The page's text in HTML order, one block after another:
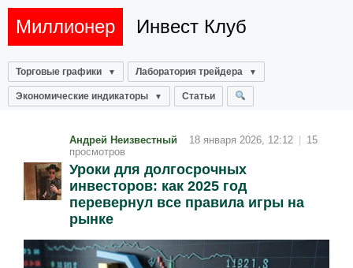
Миллионер Инвест Клуб
Торговые графики Лаборатория трейдера
Экономические индикаторы Статьи
Андрей Неизвестный 18 января 2026, 12:12
15
просмотров
Уроки для долгосрочных
инвесторов: как 2025 год
перевернул все правила игры на
рынке